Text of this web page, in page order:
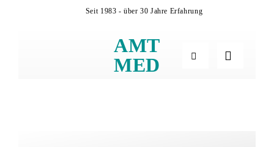
Seit 1983 - über 30 Jahre Erfahrung
AMT
MED